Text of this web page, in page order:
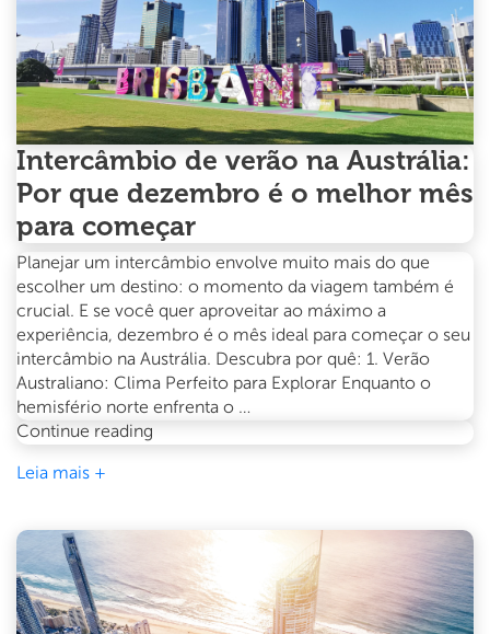
Intercâmbio de verão na Austrália:
Por que dezembro é o melhor mês
para começar
Planejar um intercâmbio envolve muito mais do que
escolher um destino: o momento da viagem também é
crucial. E se você quer aproveitar ao máximo a
experiência, dezembro é o mês ideal para começar o seu
intercâmbio na Austrália. Descubra por quê: 1. Verão
Australiano: Clima Perfeito para Explorar Enquanto o
hemisfério norte enfrenta o …
Continue reading
Austrália:
que
dezembro
é
Leia mais +